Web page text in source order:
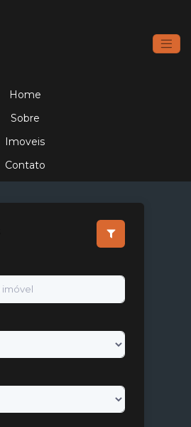
Home
Sobre
Imoveis
Contato